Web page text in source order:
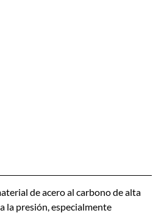
de acero al carbono de alta
la presión, especialmente